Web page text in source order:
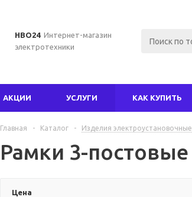
НВО24 Интернет-магазин
электротехники
АКЦИИ УСЛУГИ КАК КУПИТЬ
Главная - Каталог - Изделия электроустановочные
Рамки 3-постовые
Цена